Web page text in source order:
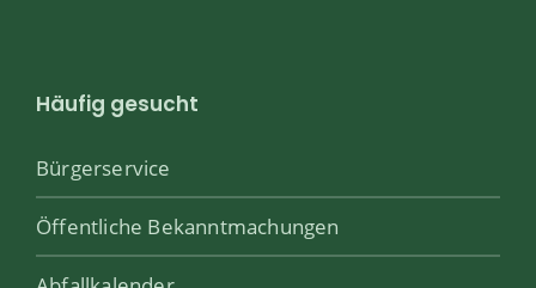
Häufig gesucht
Bürgerservice
Öffentliche Bekanntmachungen